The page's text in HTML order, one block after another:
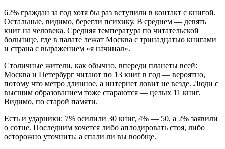
62% граждан за год хотя бы раз вступили в контакт с книгой.
Остальные, видимо, берегли психику. В среднем — девять
книг на человека. Средняя температура по читательской
больнице, где в палате лежат Москва с тринадцатью книгами
и страна с выражением «я начинал».
Столичные жители, как обычно, впереди планеты всей:
Москва и Петербург читают по 13 книг в год — вероятно,
потому что метро длинное, а интернет ловит не везде. Люди с
высшим образованием тоже стараются — целых 11 книг.
Видимо, по старой памяти.
Есть и ударники: 7% осилили 30 книг, 4% — 50, а 2% заявили
о сотне. Последним хочется либо аплодировать стоя, либо
осторожно уточнить: а спали ли вы вообще.